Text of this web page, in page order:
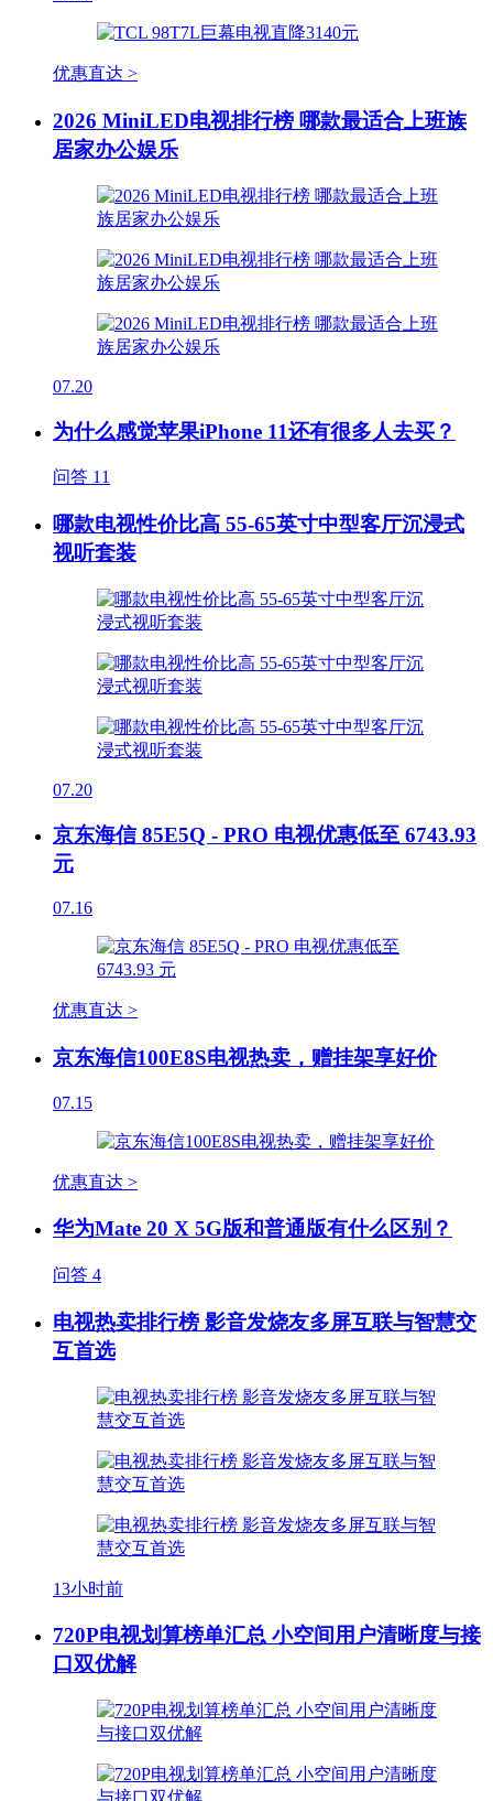
优惠直达 >
2026 MiniLED电视排行榜 哪款最适合上班族
居家办公娱乐
07.20
为什么感觉苹果iPhone 11还有很多人去买？
问答 11
哪款电视性价比高 55-65英寸中型客厅沉浸式
视听套装
07.20
京东海信 85E5Q - PRO 电视优惠低至 6743.93
元
07.16
优惠直达 >
京东海信100E8S电视热卖，赠挂架享好价
07.15
优惠直达 >
华为Mate 20 X 5G版和普通版有什么区别？
问答 4
电视热卖排行榜 影音发烧友多屏互联与智慧交
互首选
13小时前
720P电视划算榜单汇总 小空间用户清晰度与接
口双优解